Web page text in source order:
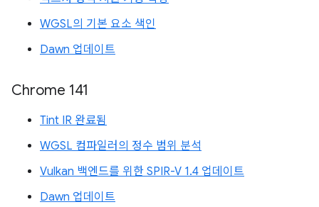
WGSL의 기본 요소 색인
Dawn 업데이트
Chrome 141
Tint IR 완료됨
WGSL 컴파일러의 정수 범위 분석
Vulkan 백엔드를 위한 SPIR-V 1.4 업데이트
Dawn 업데이트